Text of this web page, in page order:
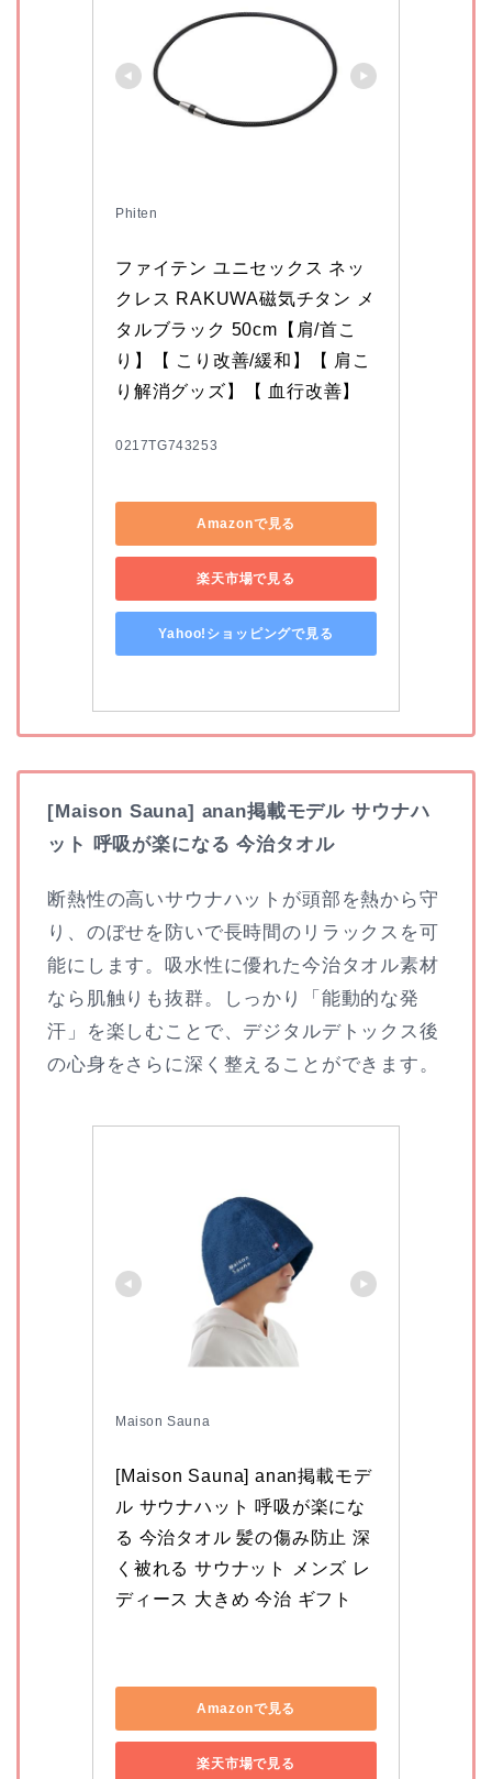
Phiten
ファイテン ユニセックス ネッ
クレス RAKUWA磁気チタン メ
タルブラック 50cm【肩/首こ
り】【 こり改善/緩和】【 肩こ
り解消グッズ】【 血行改善】
0217TG743253
Amazonで見る
楽天市場で見る
Yahoo!ショッピングで見る
[Maison Sauna] anan掲載モデル サウナハ
ット 呼吸が楽になる 今治タオル
断熱性の高いサウナハットが頭部を熱から守
り、のぼせを防いで長時間のリラックスを可
能にします。吸水性に優れた今治タオル素材
なら肌触りも抜群。しっかり「能動的な発
汗」を楽しむことで、デジタルデトックス後
の心身をさらに深く整えることができます。
Maison Sauna
[Maison Sauna] anan掲載モデ
ル サウナハット 呼吸が楽にな
る 今治タオル 髪の傷み防止 深
く被れる サウナット メンズ レ
ディース 大きめ 今治 ギフト
Amazonで見る
楽天市場で見る